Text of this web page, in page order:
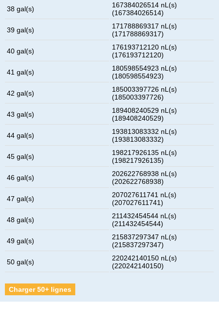
38 gal(s)
167384026514 nL(s)
(167384026514)
39 gal(s)
171788869317 nL(s)
(171788869317)
40 gal(s)
176193712120 nL(s)
(176193712120)
41 gal(s)
180598554923 nL(s)
(180598554923)
42 gal(s)
185003397726 nL(s)
(185003397726)
43 gal(s)
189408240529 nL(s)
(189408240529)
44 gal(s)
193813083332 nL(s)
(193813083332)
45 gal(s)
198217926135 nL(s)
(198217926135)
46 gal(s)
202622768938 nL(s)
(202622768938)
47 gal(s)
207027611741 nL(s)
(207027611741)
48 gal(s)
211432454544 nL(s)
(211432454544)
49 gal(s)
215837297347 nL(s)
(215837297347)
50 gal(s)
220242140150 nL(s)
(220242140150)
Charger 50+ lignes